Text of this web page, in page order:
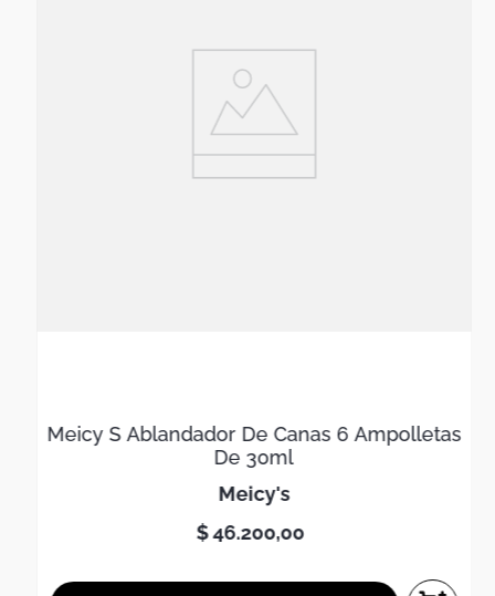
Meicy S Ablandador De Canas 6 Ampolletas
De 30ml
meicy's
$46.200,00